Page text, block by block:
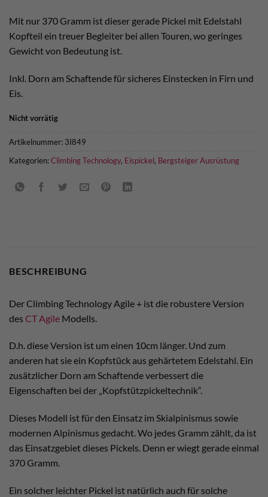
Mit nur 370 Gramm ist dieser gerade Pickel mit Edelstahl
Kopfteil ein treuer Begleiter bei allen Touren, wo geringes
Gewicht von Bedeutung ist.
Inkl. Dorn am Schaftende für sicheres Einstecken in Firn und
Eis.
Nicht vorrätig
Artikelnummer: 3I849
Kategorien:Climbing Technology, Eispickel, Bergsteiger Ausrüstung
BESCHREIBUNG
Der Climbing Technology Agile + ist die robustere Version
des CT Agile Modells.
D.h. diese Version ist um einen 10cm länger. Und zum
anderen hat sie ein Kopfstück aus gehärtetem Edelstahl. Ein
zusätzlicher Dorn am Schaftende verbessert die
Eigenschaften bei der „Kopfstützpickeltechnik“.
Dieses Modell ist für den Einsatz im Skialpinismus sowie
modernen Alpinismus gedacht. Wo jedes Gramm zählt, da ist
das Einsatzgebiet dieses Pickels. Denn er wiegt gerade einmal
370 Gramm.
Ein solcher leichter Pickel ist natürlich auch für solche